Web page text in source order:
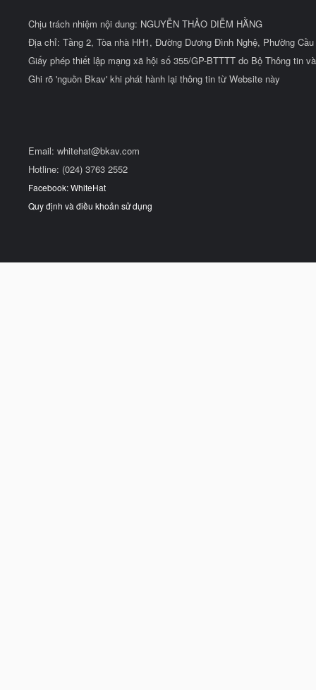
Chịu trách nhiệm nội dung: NGUYỄN THẢO DIỄM HẰNG
Địa chỉ: Tầng 2, Tòa nhà HH1, Đường Dương Đình Nghệ, Phường
Giấy phép thiết lập mạng xã hội số 355/GP-BTTTT do Bộ Thông tin
Ghi rõ 'nguồn Bkav' khi phát hành lại thông tin từ Website này
Email: whitehat@bkav.com
Hotline: (024) 3763 2552
Facebook: WhiteHat
Quy định và điều khoản sử dụng